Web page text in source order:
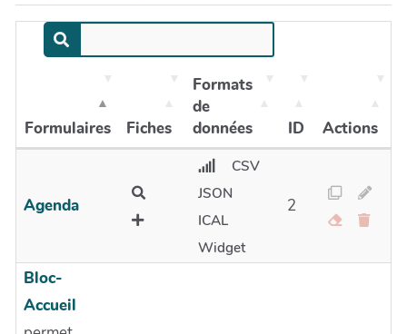
Formulaires Fiches
Formats
de
données
ID Actions
Agenda
CSV
JSON
ICAL
Widget
2
Bloc-
Accueil